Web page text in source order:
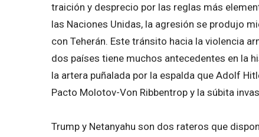
traición y desprecio por las reglas más
las Naciones Unidas, la agresión se produjo
con Teherán. Este tránsito hacia la violencia
dos países tiene muchos antecedentes en la
la artera puñalada por la espalda que Adolf
Pacto Molotov-Von Ribbentrop y la súbita
Trump y Netanyahu son dos rateros que